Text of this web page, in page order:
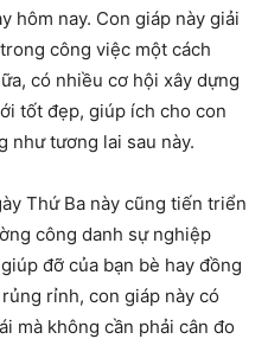
hôm nay. Con giáp này giải
công việc một cách
có nhiều cơ hội xây dựng
tốt đẹp, giúp ích cho con
như tương lai sau này.
Thứ Ba này cũng tiến triển
công danh sự nghiệp
đỡ của bạn bè hay đồng
rỉnh, con giáp này có
mà không cần phải cân đo